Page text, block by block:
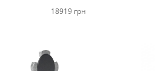
18919 грн